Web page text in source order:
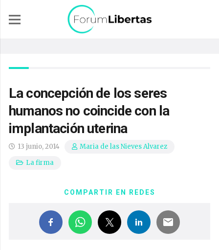
La concepción de los seres
humanos no coincide con la
implantación uterina
13 junio, 2014
Maria de las Nieves Alvarez
La firma
COMPARTIR EN REDES